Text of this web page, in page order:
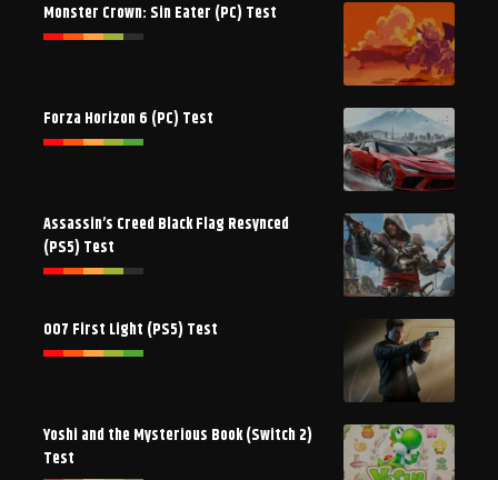
Monster Crown: Sin Eater (PC) Test
Forza Horizon 6 (PC) Test
Assassin’s Creed Black Flag Resynced
(PS5) Test
007 First Light (PS5) Test
Yoshi and the Mysterious Book (Switch 2)
Test